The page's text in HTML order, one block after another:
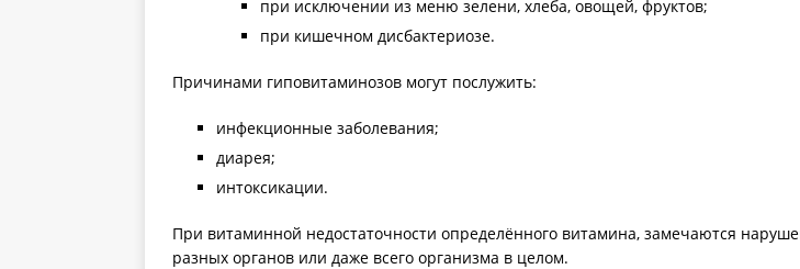
при исключении из меню зелени, хлеба, овощей, фруктов;
при кишечном дисбактериозе.
Причинами гиповитаминозов могут послужить:
инфекционные заболевания;
диарея;
интоксикации.
При витаминной недостаточности определённого витамина, замечаются
разных органов или даже всего организма в целом.